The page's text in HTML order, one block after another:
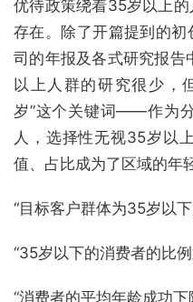
优待政策绕着35岁以上
存在。除了开篇提到的
司的年报及各式研究报告
以上人群的研究很少，
岁”这个关键词——作为
人，选择性无视35岁以
值、占比成为了区域的年
“目标客户群体为35岁以
“35岁以下的消费者的比
“消费者的平均年龄成功